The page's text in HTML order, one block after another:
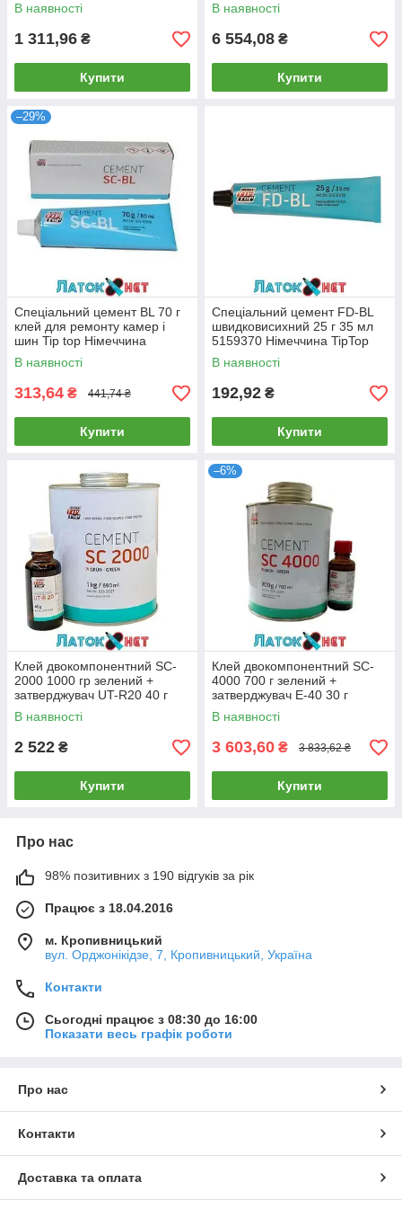
В наявності
1 311,96 ₴
Купити
В наявності
6 554,08 ₴
Купити
–29%
Спеціальний цемент BL 70 г
клей для ремонту камер і
шин Tip top Німеччина
В наявності
313,64 ₴ 441,74 ₴
Купити
Спеціальний цемент FD-BL
швидковисихний 25 г 35 мл
5159370 Німеччина TipTop
В наявності
192,92 ₴
Купити
Клей двокомпонентний SC-
2000 1000 гр зелений +
затверджувач UT-R20 40 г
TipTop 5252027
В наявності
2 522 ₴
Купити
–6%
Клей двокомпонентний SC-
4000 700 г зелений +
затверджувач Е-40 30 г
TipTop
В наявності
3 603,60 ₴ 3 833,62 ₴
Купити
Про нас
98% позитивних з 190 відгуків за рік
Працює з 18.04.2016
м. Кропивницький
вул. Орджонікідзе, 7, Кропивницький, Україна
Контакти
Сьогодні працює з 08:30 до 16:00
Показати весь графік роботи
Про нас
Контакти
Доставка та оплата